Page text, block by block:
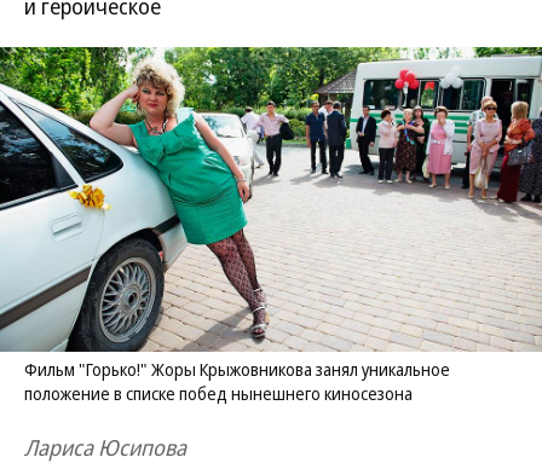
и героическое
Фильм "Горько!" Жоры Крыжовникова занял уникальное
положение в списке побед нынешнего киносезона
Лариса Юсипова